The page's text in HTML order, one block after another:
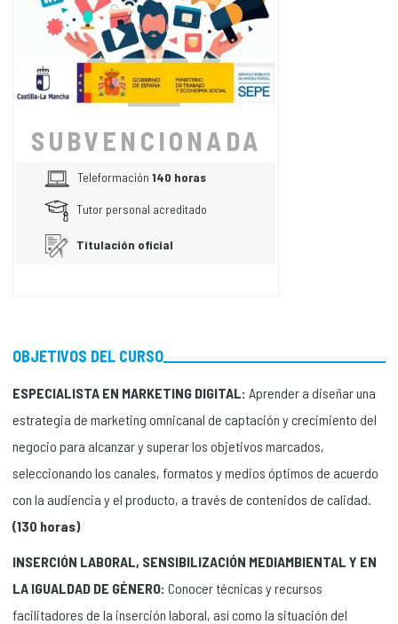
OBJETIVOS DEL CURSO
ESPECIALISTA EN MARKETING DIGITAL: Aprender a diseñar una
estrategia de marketing omnicanal de captación y crecimiento del
negocio para alcanzar y superar los objetivos marcados,
seleccionando los canales, formatos y medios óptimos de acuerdo
con la audiencia y el producto, a través de contenidos de calidad.
(130 horas)
INSERCIÓN LABORAL, SENSIBILIZACIÓN MEDIAMBIENTAL Y EN
LA IGUALDAD DE GÉNERO:Conocer técnicas y recursos
facilitadores de la inserción laboral, así como la situación del
SUBVENCIONADA
Teleformación140 horas
Tutor personal acreditado
Titulación oficial